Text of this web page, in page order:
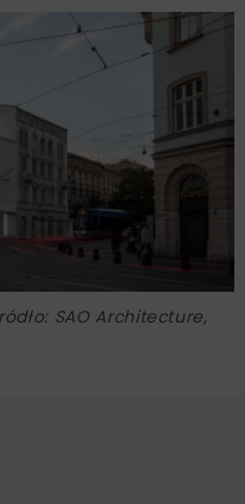
SAO Architecture,